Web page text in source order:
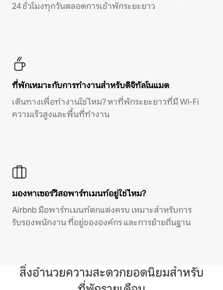
24 ชั่วโมงทุกวันตลอดการเข้าพักระยะยาว
ที่พักเหมาะกับการทำงานสำหรับดิจิทัลโนแมด
เดินทางเพื่อทำงานใช่ไหม? หาที่พักระยะยาวที่มี Wi-Fi
ความเร็วสูงและพื้นที่ทำงาน
มองหาเซอร์วิสอพาร์ทเมนท์อยู่ใช่ไหม?
Airbnb มีอพาร์ทเมนท์ตกแต่งครบ เหมาะสำหรับการ
รับรองพนักงาน ที่อยู่ขององค์กร และการย้ายถิ่นฐาน
สิ่งอำนวยความสะดวกยอดนิยมสำหรับ